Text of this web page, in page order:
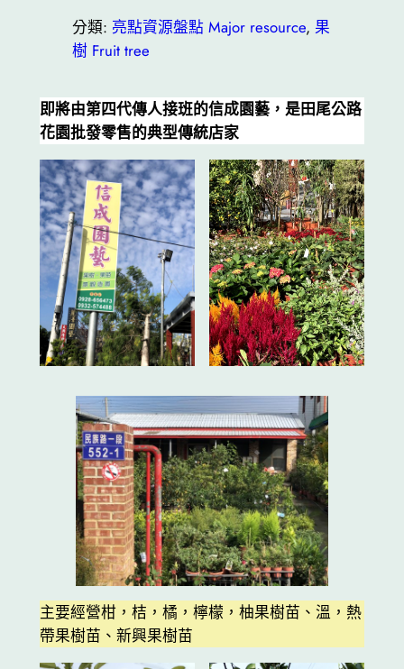
分類: 亮點資源盤點 Major resource, 果
樹 Fruit tree
即將由第四代傳人接班的信成園藝，是田尾公路
花園批發零售的典型傳統店家
主要經營柑，桔，橘，檸檬，柚果樹苗、溫，熱
帶果樹苗、新興果樹苗